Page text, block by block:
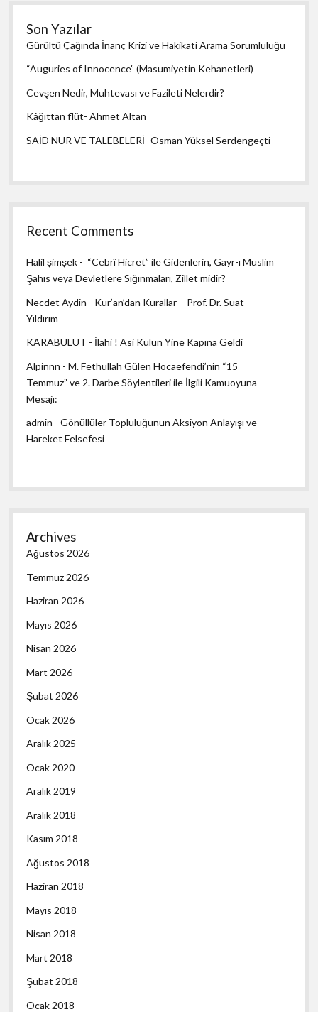
Son Yazılar
Gürültü Çağında İnanç Krizi ve Hakikati Arama Sorumluluğu
“Auguries of Innocence” (Masumiyetin Kehanetleri)
Cevşen Nedir, Muhtevası ve Fazileti Nelerdir?
Kâğıttan flüt- Ahmet Altan
SAİD NUR VE TALEBELERİ -Osman Yüksel Serdengeçti
Recent Comments
Halil şimşek - “Cebrî Hicret” ile Gidenlerin, Gayr-ı Müslim
Şahıs veya Devletlere Sığınmaları, Zillet midir?
Necdet Aydin - Kur’an’dan Kurallar – Prof. Dr. Suat
Yıldırım
KARABULUT - İlahi ! Asi Kulun Yine Kapına Geldi
Alpinnn -M. Fethullah Gülen Hocaefendi’nin “15
Temmuz” ve 2. Darbe Söylentileri ile İlgili Kamuoyuna
Mesajı:
admin -Gönüllüler Topluluğunun Aksiyon Anlayışı ve
Hareket Felsefesi
Archives
Ağustos 2026
Temmuz 2026
Haziran 2026
Mayıs 2026
Nisan 2026
Mart 2026
Şubat 2026
Ocak 2026
Aralık 2025
Ocak 2020
Aralık 2019
Aralık 2018
Kasım 2018
Ağustos 2018
Haziran 2018
Mayıs 2018
Nisan 2018
Mart 2018
Şubat 2018
Ocak 2018